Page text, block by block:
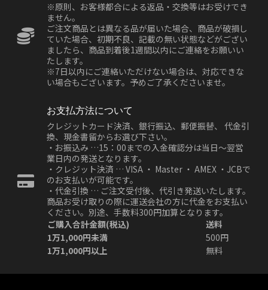
※原則、お客様都合による返品・交換等はお受けでき
ません。
ご注文商品とは異なる品が届いた場合、商品が破損し
ていた場合、初期不良、記載の無い状態などがござい
ましたら、商品到着後1週間以内にご連絡をお願いい
たします。
※7日以内にご連絡いただけない場合は、対応できな
い場合もございます。予めご了承くださいませ。
お支払方法について
クレジットカード決済、銀行振込、郵便振替、 代金引
換、現金書留からお選び下さい。
・お振込み …15：00までの入金確認分は当日～翌営
業日内の発送となります。
・クレジット決済 … VISA ・ Master ・ AMEX ・JCBで
のお支払いが可能です。
・代金引換 … ご注文受付後、代引き発送いたします。
商品お受け取りの際に運送会社の方に代金をお支払い
ください。別途、手数料300円加算となります。
ご購入合計金額(税込)
送料
1万1,000円未満
500円
1万1,000円以上
無料